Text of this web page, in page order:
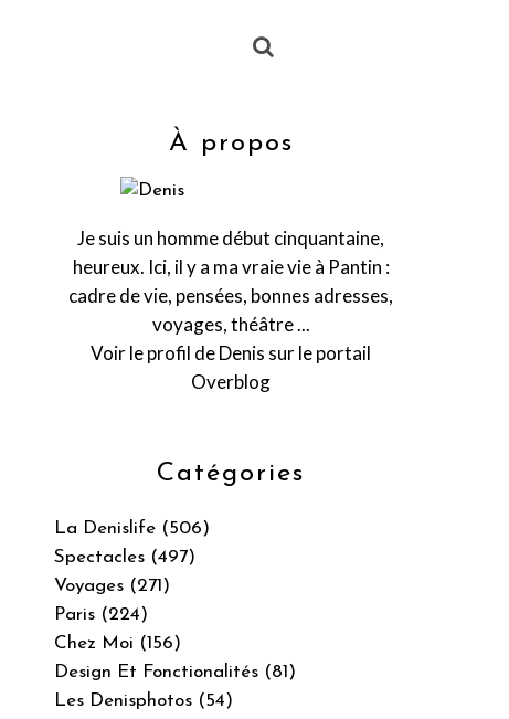
Catégories
La Denislife (506)
Spectacles (497)
Voyages (271)
Paris (224)
Chez Moi (156)
Design Et Fonctionalités (81)
Les Denisphotos (54)
À propos
Je suis un homme début cinquantaine,
heureux. Ici, il y a ma vraie vie à Pantin :
cadre de vie, pensées, bonnes adresses,
voyages, théâtre ...
Voir le profil deDenis sur le portail
Overblog